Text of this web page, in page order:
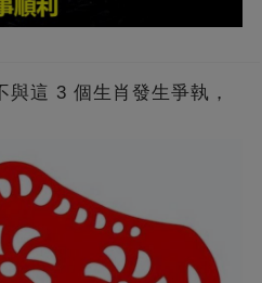
這 3 個生肖發生爭執，